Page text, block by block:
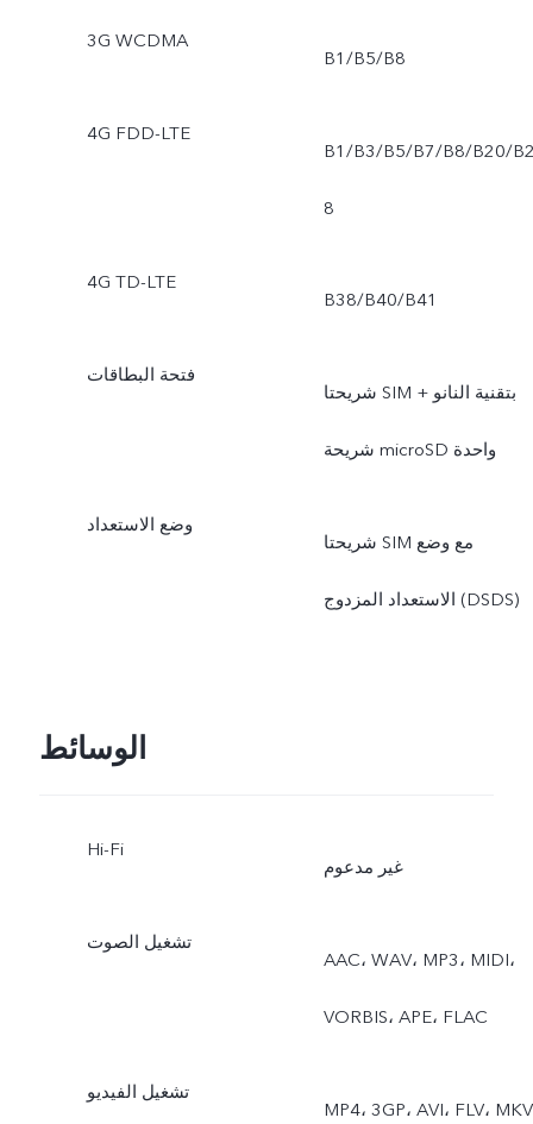
3G WCDMA
B1/B5/B8
4G FDD-LTE
B1/B3/B5/B7/B8/B20/
8
4G TD-LTE
B38/B40/B41
فتحة البطاقات
شريحتا SIM بتقنية النانو +
شريحة microSD واحدة
وضع الاستعداد
شريحتا SIM مع وضع
الاستعداد المزدوج (DSDS)
الوسائط
Hi-Fi
غير مدعوم
تشغيل الصوت
AAC، ‏WAV، ‏MP3، ‏MIDI،
‏VORBIS، ‏APE، ‏FLAC
تشغيل الفيديو
MP4، ‏3GP، ‏AVI، ‏FLV، ‏MKV،